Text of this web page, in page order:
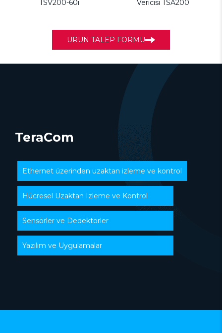
TSV200-60i
Vericisi TSA200
ÜRÜN TALEP FORMU
TeraCom
Ethernet üzerinden uzaktan izleme ve kontrol
Hücresel Uzaktan Izleme ve Kontrol
Sensörler ve Dedektörler
Yazılım ve Uygulamalar